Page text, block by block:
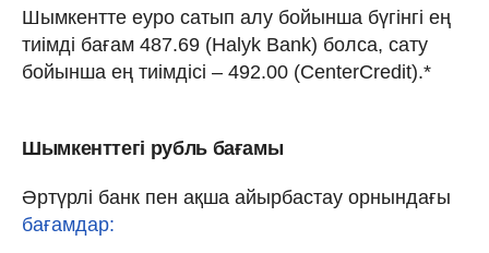
Шымкентте еуро сатып алу бойынша бүгінгі ең
тиімді бағам 487.69 (Halyk Bank) болса, сату
бойынша ең тиімдісі – 492.00 (CenterCredit).*
Шымкенттегі рубль бағамы
Әртүрлі банк пен ақша айырбастау орнындағы
бағамдар: